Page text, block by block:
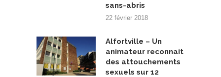
sans-abris
22 février 2018
Alfortville – Un
animateur reconnait
des attouchements
sexuels sur 12